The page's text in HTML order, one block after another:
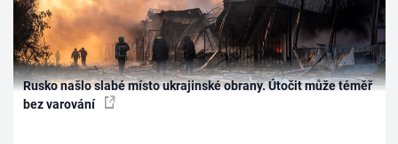
Rusko našlo slabé místo ukrajinské obrany. Útočit může téměř
bez varování